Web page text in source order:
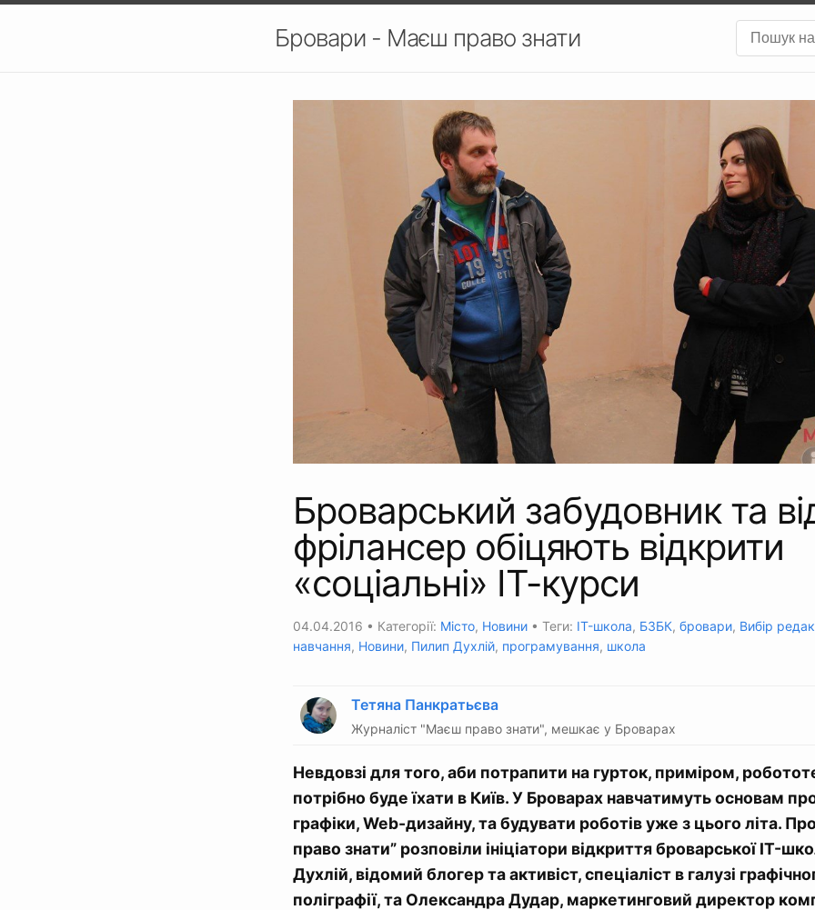
Бровари - Маєш право знати
Броварський забудовник та
фрілансер обіцяють відкрити
«соціальні» IT-курси
04.04.2016 • Категорії: Місто, Новини • Теги: IT-школа, БЗБК, бровари, Вибір
навчання, Новини, Пилип Духлій, програмування, школа
Тетяна Панкратьєва
Журналіст "Маєш право знати", мешкає у Броварах
Невдовзі для того, аби потрапити на гурток, приміром,
потрібно буде їхати в Київ. У Броварах навчатимуть основам
графіки, Web-дизайну, та будувати роботів уже з цього літа.
право знати” розповіли ініціатори відкриття броварської IT-
Духлій, відомий блогер та активіст, спеціаліст в галузі
поліграфії, та Олександра Дудар, маркетинговий директор